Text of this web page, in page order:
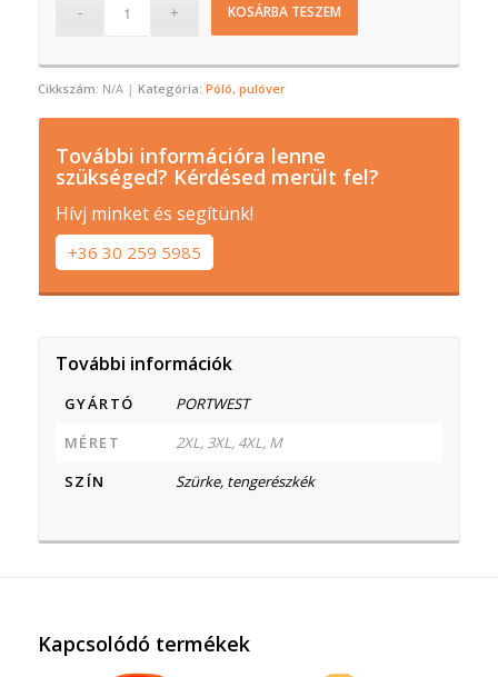
KOSÁRBA TESZEM
Cikkszám: N/A Kategória: Póló, pulóver
További információra lenne
szükséged? Kérdésed merült fel?
Hívj minket és segítünk!
+36 30 259 5985
További információk
GYÁRTÓ
PORTWEST
MÉRET
2XL, 3XL, 4XL, M
SZÍN
Szürke, tengerészkék
Kapcsolódó termékek